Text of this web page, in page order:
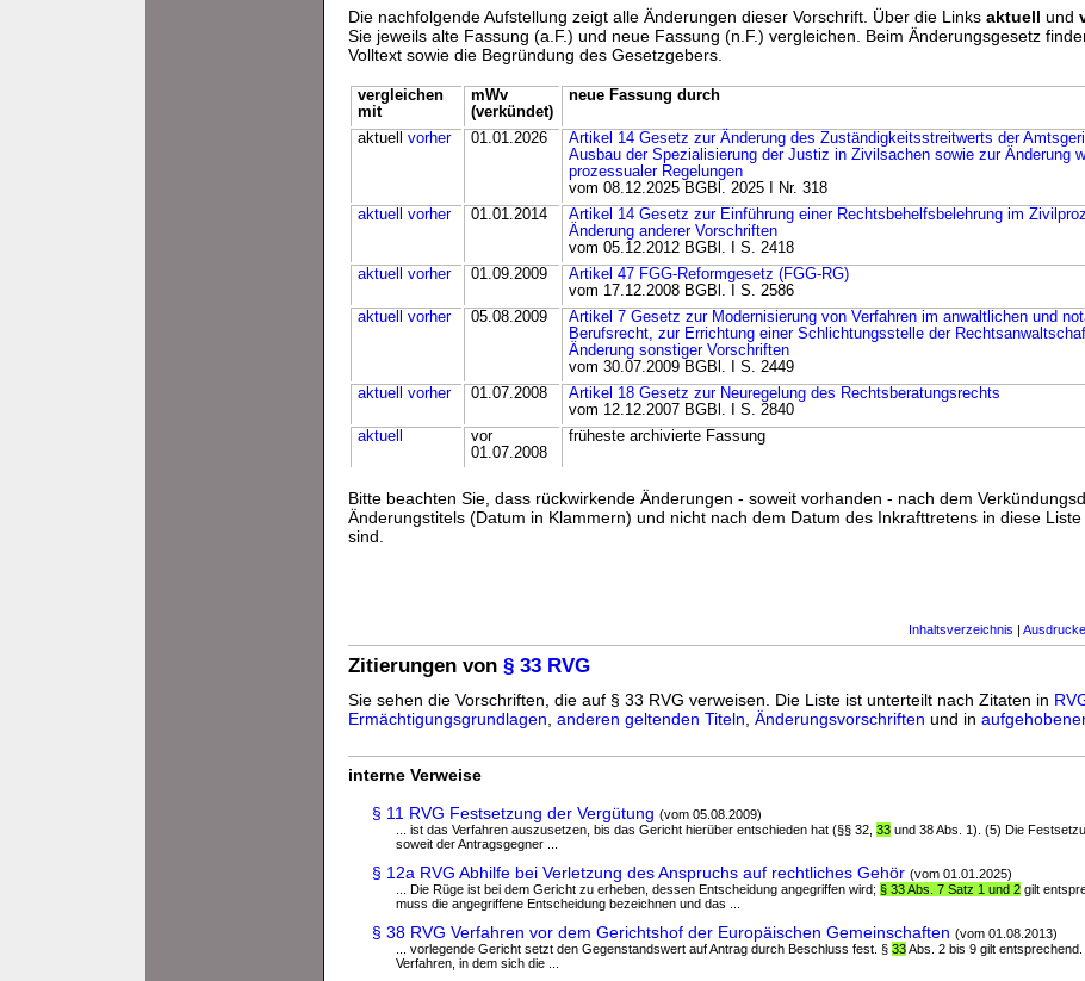
Die nachfolgende Aufstellung zeigt alle Änderungen dieser Vorschrift. Über die Links aktuell und
Sie jeweils alte Fassung (a.F.) und neue Fassung (n.F.) vergleichen. Beim Änderungsgesetz
Volltext sowie die Begründung des Gesetzgebers.
vergleichen
mit
mWv
(verkündet)
neue Fassung durch
aktuell vorher 01.01.2026
Artikel 14 Gesetz zur Änderung des Zuständigkeitsstreitwerts der
Ausbau der Spezialisierung der Justiz in Zivilsachen sowie zur Änderung
prozessualer Regelungen
vom 08.12.2025 BGBl. 2025 I Nr. 318
aktuell
vorher 01.01.2014
Artikel 14 Gesetz zur Einführung einer Rechtsbehelfsbelehrung im
Änderung anderer Vorschriften
vom 05.12.2012 BGBl. I S. 2418
aktuell
vorher 01.09.2009
Artikel 47 FGG-Reformgesetz (FGG-RG)
vom 17.12.2008 BGBl. I S. 2586
aktuell
vorher 05.08.2009
Artikel 7 Gesetz zur Modernisierung von Verfahren im anwaltlichen und
Berufsrecht, zur Errichtung einer Schlichtungsstelle der
Änderung sonstiger Vorschriften
vom 30.07.2009 BGBl. I S. 2449
aktuell
vorher 01.07.2008
Artikel 18 Gesetz zur Neuregelung des Rechtsberatungsrechts
vom 12.12.2007 BGBl. I S. 2840
aktuell
vor
01.07.2008
früheste archivierte Fassung
Bitte beachten Sie, dass rückwirkende Änderungen - soweit vorhanden - nach dem
Änderungstitels (Datum in Klammern) und nicht nach dem Datum des Inkrafttretens in diese
sind.
Inhaltsverzeichnis |
Zitierungen von § 33 RVG
Sie sehen die Vorschriften, die auf § 33 RVG verweisen. Die Liste ist unterteilt nach Zitaten in
Ermächtigungsgrundlagen anderen geltenden Titeln Änderungsvorschriften und in
interne Verweise
§ 11 RVG Festsetzung der Vergütung (vom 05.08.2009)
... ist das Verfahren auszusetzen, bis das Gericht hierüber entschieden hat (§§ 32, 33 und 38 Abs. 1). (5) Die
soweit der Antragsgegner ...
§ 12a RVG Abhilfe bei Verletzung des Anspruchs auf rechtliches Gehör (vom 01.01.2025)
... Die Rüge ist bei dem Gericht zu erheben, dessen Entscheidung angegriffen wird; § 33 Abs. 7 Satz 1 und 2 gilt
muss die angegriffene Entscheidung bezeichnen und das ...
§ 38 RVG Verfahren vor dem Gerichtshof der Europäischen Gemeinschaften (vom 01.08.2013)
... vorlegende Gericht setzt den Gegenstandswert auf Antrag durch Beschluss fest. § 33Abs. 2 bis 9 gilt
Verfahren, in dem sich die ...